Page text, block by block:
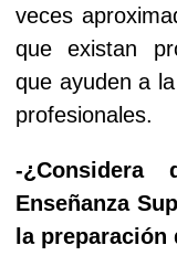
veces
que existan
que ayuden a
profesionales.
-
Enseñanza
la